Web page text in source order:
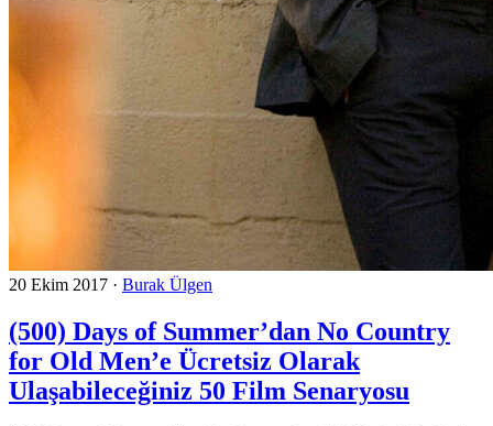
20 Ekim 2017 · Burak Ülgen
(500) Days of Summer’dan No Country
for Old Men’e Ücretsiz Olarak
Ulaşabileceğiniz 50 Film Senaryosu